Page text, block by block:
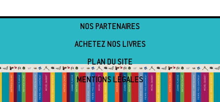
NOS PARTENAIRES
ACHETEZ NOS LIVRES
PLAN DU SITE
MENTIONS LÉGALES